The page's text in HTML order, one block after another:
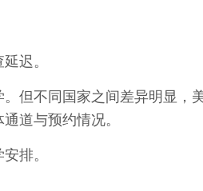
迟。
但不同国家之间差异明显，
道与预约情况。
排。